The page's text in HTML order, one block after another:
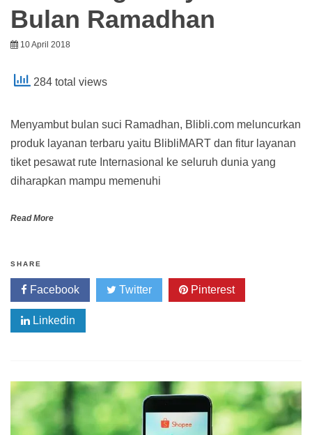
Bulan Ramadhan
10 April 2018
284 total views
Menyambut bulan suci Ramadhan, Blibli.com meluncurkan
produk layanan terbaru yaitu BlibliMART dan fitur layanan
tiket pesawat rute Internasional ke seluruh dunia yang
diharapkan mampu memenuhi
Read More
SHARE
Facebook Twitter Pinterest
Linkedin